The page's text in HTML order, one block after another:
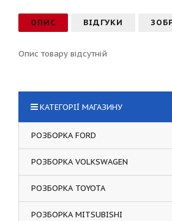
ОПИС ВІДГУКИ
Опис товару відсутній
КАТЕГОРІЇ МАГАЗИНУ
РОЗБОРКА FORD
РОЗБОРКА VOLKSWAGEN
РОЗБОРКА TOYOTA
РОЗБОРКА MITSUBISHI